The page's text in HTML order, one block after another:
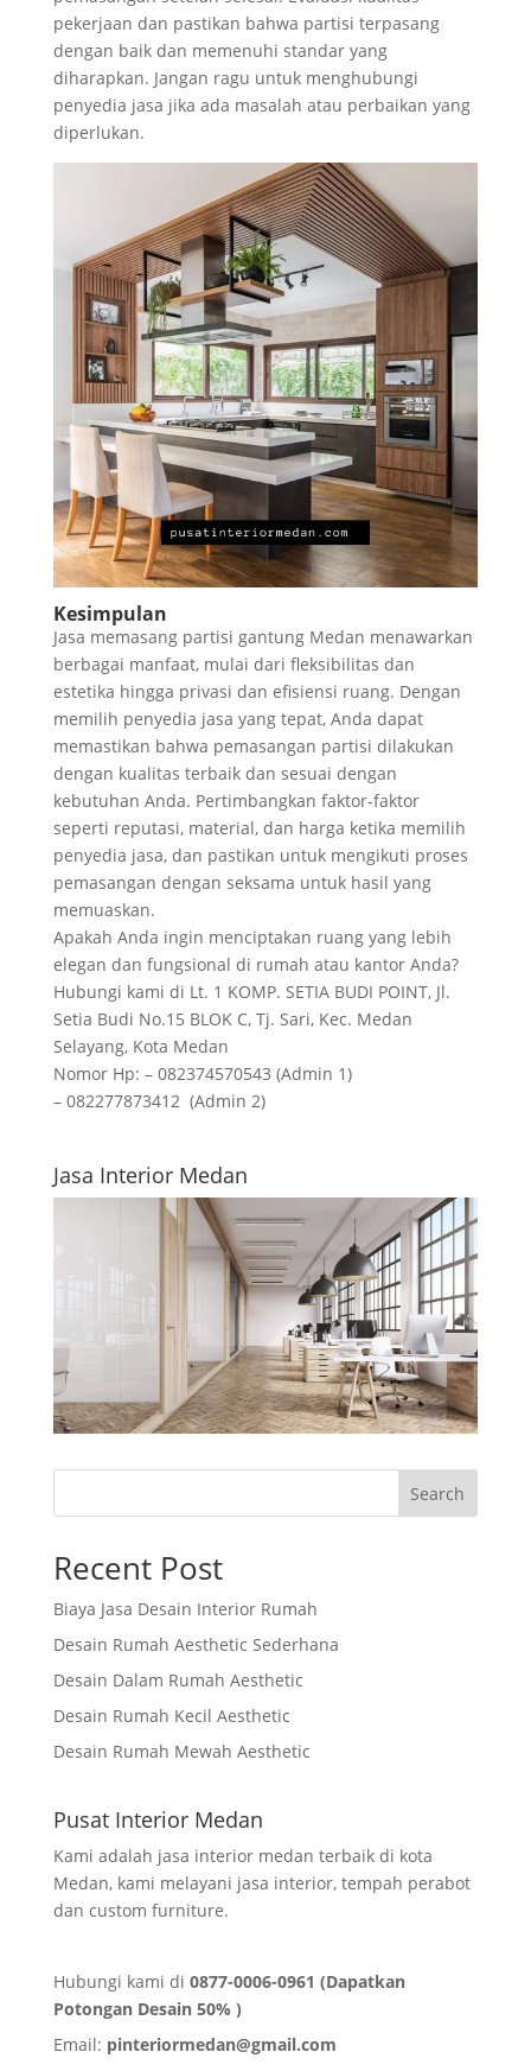
pekerjaan dan pastikan bahwa partisi terpasang
dengan baik dan memenuhi standar yang
diharapkan. Jangan ragu untuk menghubungi
penyedia jasa jika ada masalah atau perbaikan yang
diperlukan.
Kesimpulan
Jasa memasang partisi gantung Medan menawarkan
berbagai manfaat, mulai dari fleksibilitas dan
estetika hingga privasi dan efisiensi ruang. Dengan
memilih penyedia jasa yang tepat, Anda dapat
memastikan bahwa pemasangan partisi dilakukan
dengan kualitas terbaik dan sesuai dengan
kebutuhan Anda. Pertimbangkan faktor-faktor
seperti reputasi, material, dan harga ketika memilih
penyedia jasa, dan pastikan untuk mengikuti proses
pemasangan dengan seksama untuk hasil yang
memuaskan.
Apakah Anda ingin menciptakan ruang yang lebih
elegan dan fungsional di rumah atau kantor Anda?
Hubungi kami di Lt. 1 KOMP. SETIA BUDI POINT, Jl.
Setia Budi No.15 BLOK C, Tj. Sari, Kec. Medan
Selayang, Kota Medan
Nomor Hp: – 082374570543 (Admin 1)
– 082277873412 (Admin 2)
Jasa Interior Medan
Search
Recent Post
Biaya Jasa Desain Interior Rumah
Desain Rumah Aesthetic Sederhana
Desain Dalam Rumah Aesthetic
Desain Rumah Kecil Aesthetic
Desain Rumah Mewah Aesthetic
Pusat Interior Medan
Kami adalah jasa interior medan terbaik di kota
Medan, kami melayani jasa interior, tempah perabot
dan custom furniture.
Hubungi kami di 0877-0006-0961 (Dapatkan
Potongan Desain 50% )
Email: pinteriormedan@gmail.com